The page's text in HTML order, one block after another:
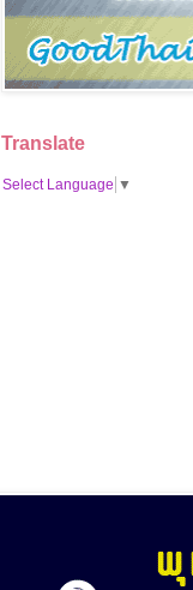
Translate
Select Language ▼